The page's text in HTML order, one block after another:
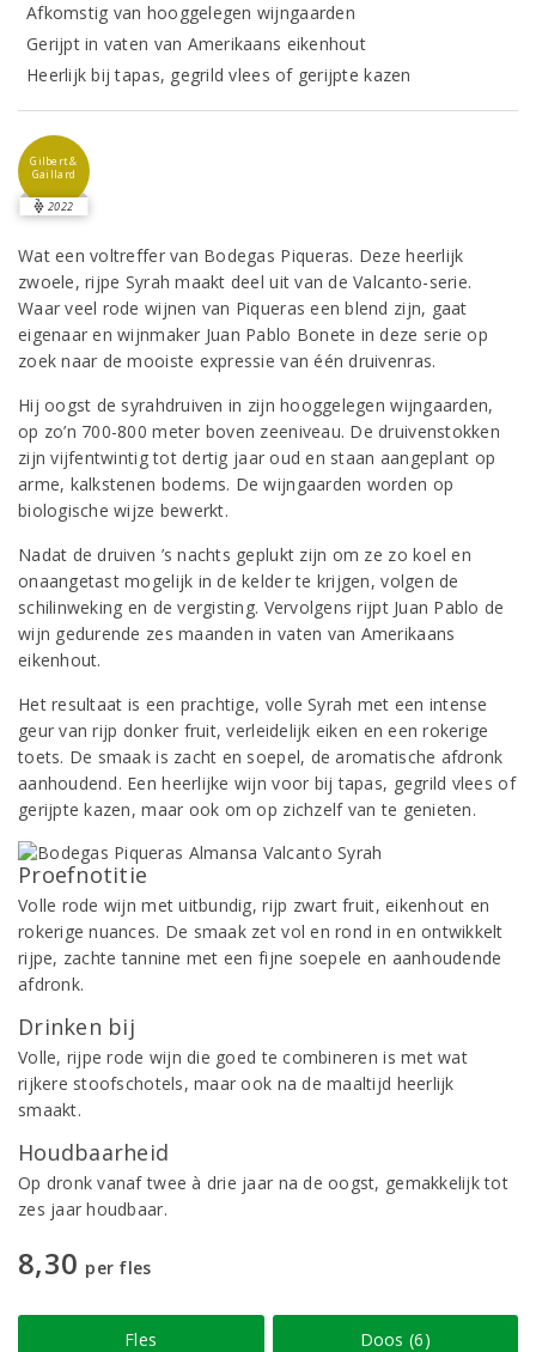
Afkomstig van hooggelegen wijngaarden
Gerijpt in vaten van Amerikaans eikenhout
Heerlijk bij tapas, gegrild vlees of gerijpte kazen
Gilbert &
Gaillard
2022
Wat een voltreffer van Bodegas Piqueras. Deze heerlijk
zwoele, rijpe Syrah maakt deel uit van de Valcanto-serie.
Waar veel rode wijnen van Piqueras een blend zijn, gaat
eigenaar en wijnmaker Juan Pablo Bonete in deze serie op
zoek naar de mooiste expressie van één druivenras.
Hij oogst de syrahdruiven in zijn hooggelegen wijngaarden,
op zo’n 700-800 meter boven zeeniveau. De druivenstokken
zijn vijfentwintig tot dertig jaar oud en staan aangeplant op
arme, kalkstenen bodems. De wijngaarden worden op
biologische wijze bewerkt.
Nadat de druiven ’s nachts geplukt zijn om ze zo koel en
onaangetast mogelijk in de kelder te krijgen, volgen de
schilinweking en de vergisting. Vervolgens rijpt Juan Pablo de
wijn gedurende zes maanden in vaten van Amerikaans
eikenhout.
Het resultaat is een prachtige, volle Syrah met een intense
geur van rijp donker fruit, verleidelijk eiken en een rokerige
toets. De smaak is zacht en soepel, de aromatische afdronk
aanhoudend. Een heerlijke wijn voor bij tapas, gegrild vlees of
gerijpte kazen, maar ook om op zichzelf van te genieten.
Proefnotitie
Volle rode wijn met uitbundig, rijp zwart fruit, eikenhout en
rokerige nuances. De smaak zet vol en rond in en ontwikkelt
rijpe, zachte tannine met een fijne soepele en aanhoudende
afdronk.
Drinken bij
Volle, rijpe rode wijn die goed te combineren is met wat
rijkere stoofschotels, maar ook na de maaltijd heerlijk
smaakt.
Houdbaarheid
Op dronk vanaf twee à drie jaar na de oogst, gemakkelijk tot
zes jaar houdbaar.
8,30 per fles
Fles Doos (6)